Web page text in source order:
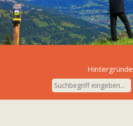
Hintergründe